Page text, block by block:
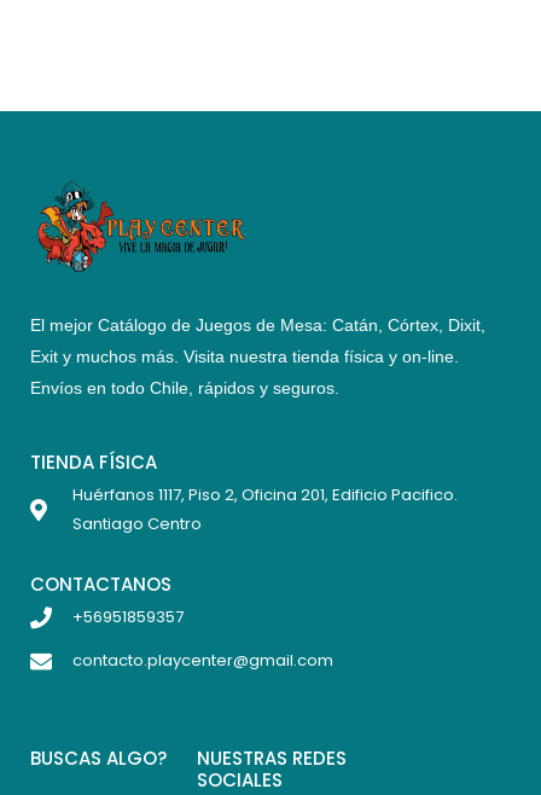
El mejor Catálogo de Juegos de Mesa: Catán, Córtex, Dixit,
Exit y muchos más. Visita nuestra tienda física y on-line.
Envíos en todo Chile, rápidos y seguros
TIENDA FÍSICA
Huérfanos 1117, Piso 2, Oficina 201, Edificio Pacifico.
Santiago Centro
CONTACTANOS
+56951859357
contacto.playcenter@gmail.com
BUSCAS ALGO?
NUESTRAS REDES
SOCIALES